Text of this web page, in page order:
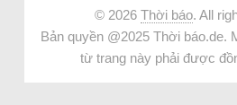
© 2026 Thời báo. All
Bản quyền @2025 Thời báo.de.
từ trang này phải được